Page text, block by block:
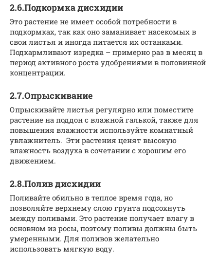
2.6.Подкормка дисхидии
Это растение не имеет особой потребности в
подкормках, так как оно заманивает насекомых в
свои листья и иногда питается их останками.
Подкармливают изредка – примерно раз в месяц в
период активного роста удобрениями в половинной
концентрации.
2.7.Опрыскивание
Опрыскивайте листья регулярно или поместите
растение на поддон с влажной галькой, также для
повышения влажности используйте комнатный
увлажнитель. Эти растения ценят высокую
влажность воздуха в сочетании с хорошим его
движением.
2.8.Полив дисхидии
Поливайте обильно в теплое время года, но
позволяйте верхнему слою грунта подсохнуть
между поливами. Это растение получает влагу в
основном из росы, поэтому поливы должны быть
умеренными. Для поливов желательно
использовать мягкую воду.